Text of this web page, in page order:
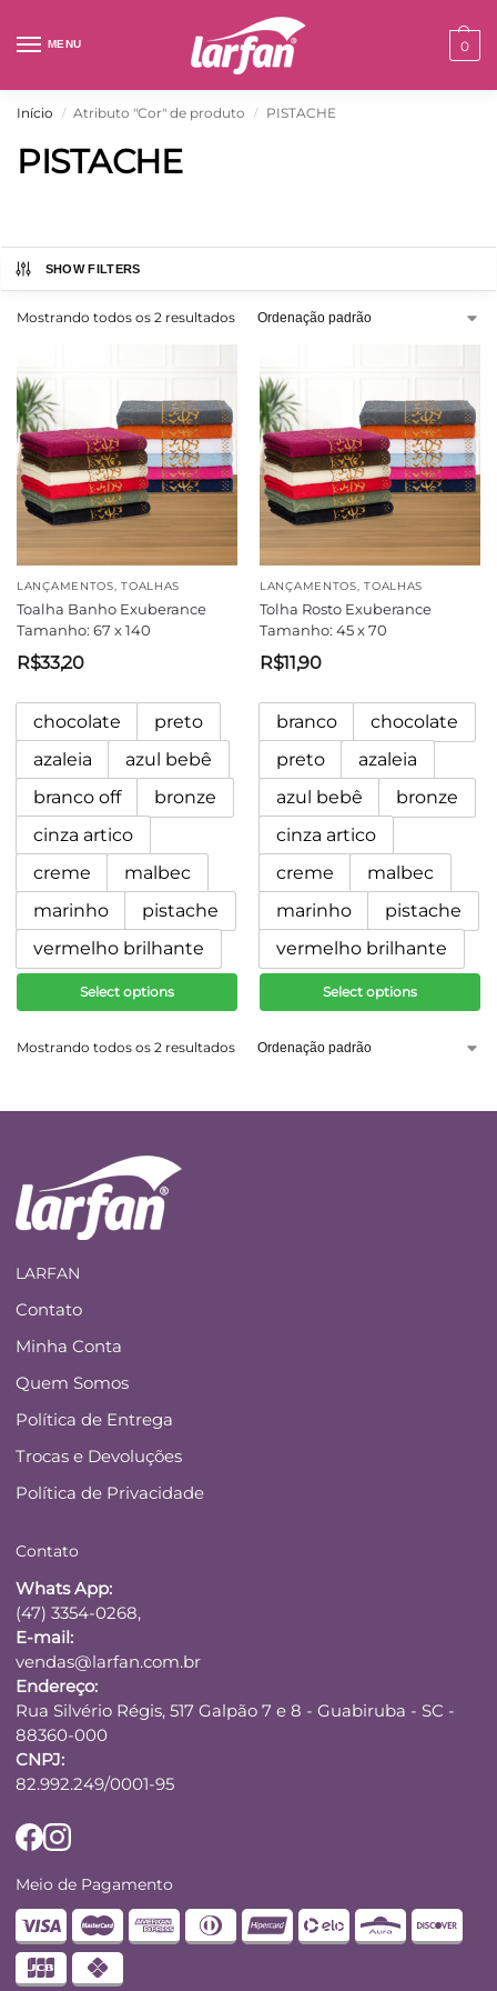
MENU 0
Início / Atributo "Cor" de produto / PISTACHE
PISTACHE
SHOW FILTERS
Mostrando todos os 2 resultados
LANÇAMENTOS,TOALHAS
Toalha Banho Exuberance
Tamanho: 67 x 140
R$33,20
chocolate
preto
azaleia
azul bebê
branco off
bronze
cinza artico
creme
malbec
marinho
pistache
vermelho brilhante
Select options
LANÇAMENTOS,TOALHAS
Tolha Rosto Exuberance
Tamanho: 45 x 70
R$11,90
branco
chocolate
preto
azaleia
azul bebê
bronze
cinza artico
creme
malbec
marinho
pistache
vermelho brilhante
Select options
Mostrando todos os 2 resultados
LARFAN
Contato
Minha Conta
Quem Somos
Política de Entrega
Trocas e Devoluções
Política de Privacidade
Contato
Whats App:
(47) 3354-0268,
E-mail:
vendas@larfan.com.br
Endereço:
Rua Silvério Régis, 517 Galpão 7 e 8 - Guabiruba - SC -
88360-000
CNPJ:
82.992.249/0001-95
Meio de Pagamento